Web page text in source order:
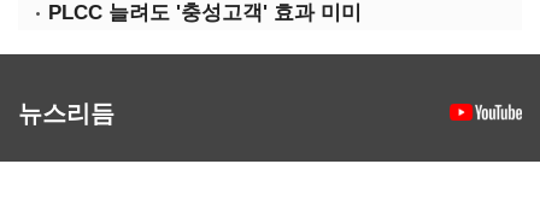
PLCC 늘려도 '충성고객' 효과 미미
뉴스리듬